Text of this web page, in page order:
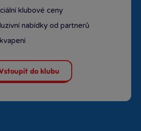
klubové ceny
nabídky od partnerů
do klubu